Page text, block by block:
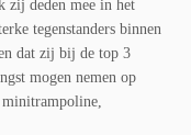
zij deden mee in het
tegenstanders binnen
dat zij bij de top 3
mogen nemen op